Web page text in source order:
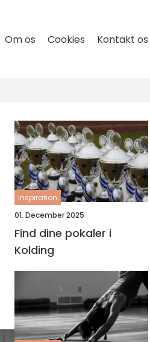
Om os Cookies Kontakt os
inspiration
01. December 2025
Find dine pokaler i
Kolding